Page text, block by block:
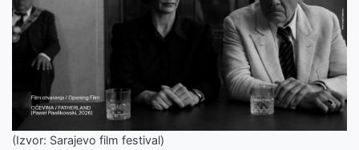
(Izvor: Sarajevo film festival)